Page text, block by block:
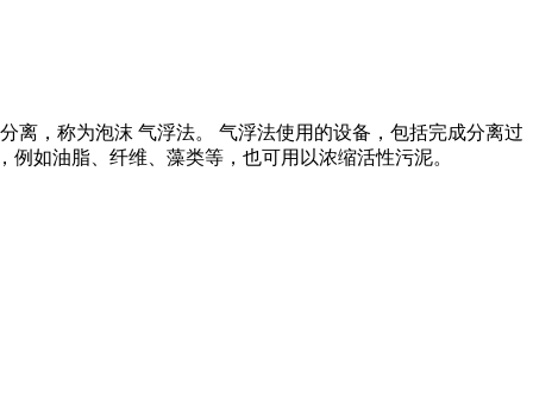
离，称为泡沫 气浮法。 气浮法使用的设备，包括完成分离过
如油脂、纤维、藻类等，也可用以浓缩活性污泥。